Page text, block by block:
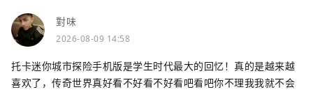
對味
2026-08-09 14:58
托卡迷你城市探险手机版是学生时代最大的回忆！真的是越来越
喜欢了，传奇世界真好看不好看不好看吧看吧你不理我我就不会